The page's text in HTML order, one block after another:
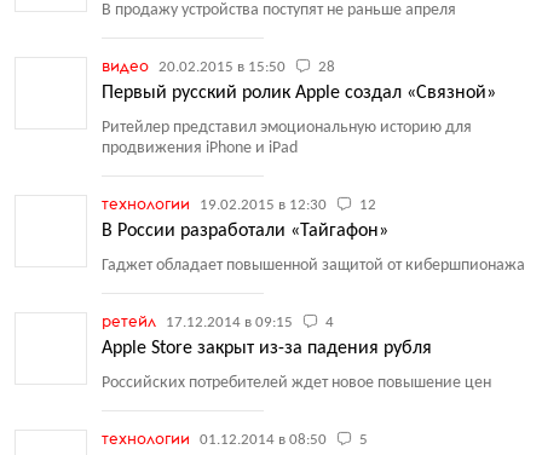
В продажу устройства поступят не раньше апреля
видео 20.02.2015 в 15:50 28
Первый русский ролик Apple создал «Связной»
Ритейлер представил эмоциональную историю для
продвижения iPhone и iPad
технологии 19.02.2015 в 12:30 12
В России разработали «Тайгафон»
Гаджет обладает повышенной защитой от кибершпионажа
ретейл 17.12.2014 в 09:15 4
Apple Store закрыт из-за падения рубля
Российских потребителей ждет новое повышение цен
технологии 01.12.2014 в 08:50 5